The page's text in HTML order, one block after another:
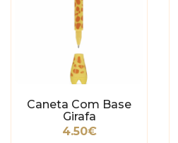
Caneta Com Base
Girafa
4.50€